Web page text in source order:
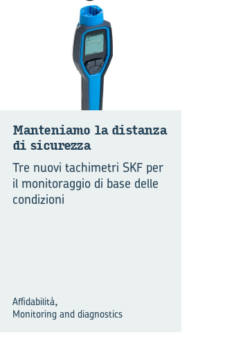
Man­te­nia­mo la di­stan­za
di si­cu­rez­za
Tre nuovi tachimetri SKF per
il monitoraggio di base delle
condizioni
Affidabilità,
Monitoring and diagnostics